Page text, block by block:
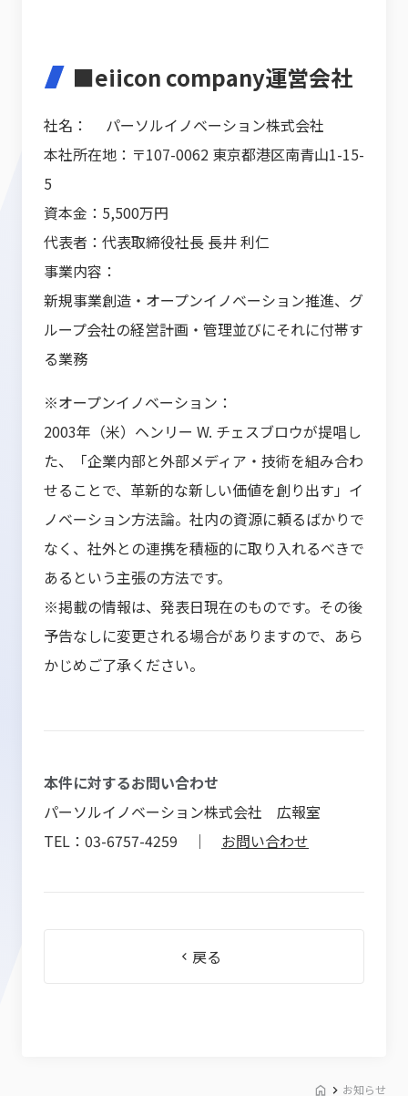
■eiicon company運営会社
社名： パーソルイノベーション株式会社
本社所在地：〒107-0062 東京都港区南青山1-15-
5
資本金：5,500万円
代表者：代表取締役社長 長井 利仁
事業内容：
新規事業創造・オープンイノベーション推進、グ
ループ会社の経営計画・管理並びにそれに付帯す
る業務
※オープンイノベーション：
2003年（米）ヘンリー W. チェスブロウが提唱し
た、「企業内部と外部メディア・技術を組み合わ
せることで、革新的な新しい価値を創り出す」イ
ノベーション方法論。社内の資源に頼るばかりで
なく、社外との連携を積極的に取り入れるべきで
あるという主張の方法です。
※掲載の情報は、発表日現在のものです。その後
予告なしに変更される場合がありますので、あら
かじめご了承ください。
本件に対するお問い合わせ
パーソルイノベーション株式会社 広報室
TEL：03-6757-4259 ｜ お問い合わせ
戻る
お知らせ